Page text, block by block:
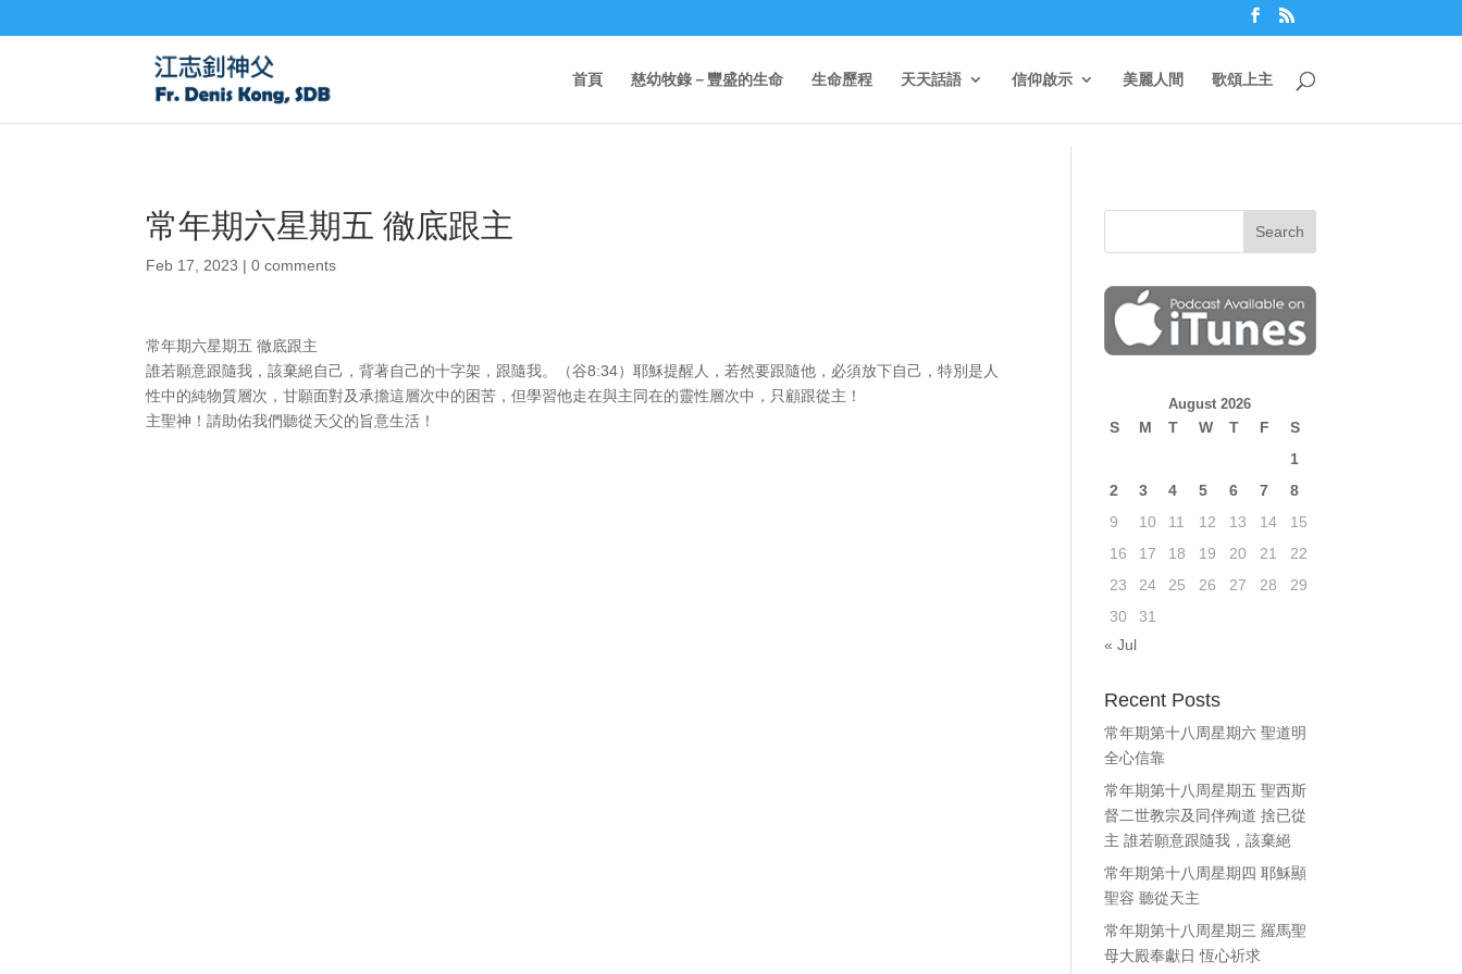
首頁 慈幼牧錄－豐盛的生命 生命歷程 天天話語 信仰啟示 美麗人間 歌頌上主
常年期六星期五 徹底跟主
Feb 17, 2023 |0 comments
常年期六星期五 徹底跟主
誰若願意跟隨我，該棄絕自己，背著自己的十字架，跟隨我。（谷8:34）耶穌提醒人，若然要跟隨他，必須放下自己，特別是人
性中的純物質層次，甘願面對及承擔這層次中的困苦，但學習他走在與主同在的靈性層次中，只顧跟從主！
主聖神！請助佑我們聽從天父的旨意生活！
August 2026
S M T W T F
S
1
2
3 4 5 6 7
8
9
10 11 12 13 14
15
16
17 18 19 20 21
22
23
24 25 26 27 28
29
30
31
« Jul
Recent Posts
常年期第十八周星期六 聖道明
全心信靠
常年期第十八周星期五 聖西斯
督二世教宗及同伴殉道 捨已從
主 誰若願意跟隨我，該棄絕
常年期第十八周星期四 耶穌顯
聖容 聽從天主
常年期第十八周星期三 羅馬聖
母大殿奉獻日 恆心祈求